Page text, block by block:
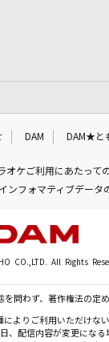
DAM DAM★と
オケご利用にあたって
インフォマティブデータ
CO.,LTD. All Rights
問わず、著作権法の定
よりご利用いただけない
、配信内容が変更になる